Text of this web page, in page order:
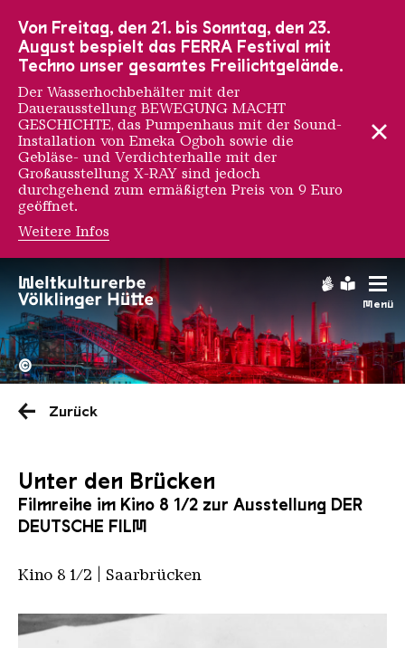
Menü
Hochofengruppe in Rot
Copyright:
©
Zurück
Unter den Brücken
Filmreihe im Kino 8 1/2 zur Ausstellung DER
DEUTSCHE FILM
Kino 8 1/2 | Saarbrücken
Von Freitag, den 21. bis Sonntag, den 23.
August bespielt das FERRA Festival mit
Techno unser gesamtes Freilichtgelände.
Der Wasserhochbehälter mit der
Dauerausstellung BEWEGUNG MACHT
GESCHICHTE, das Pumpenhaus mit der Sound-
Installation von Emeka Ogboh sowie die
Gebläse- und Verdichterhalle mit der
Großausstellung X-RAY sind jedoch
durchgehend zum ermäßigten Preis von 9 Euro
geöffnet.
Weitere Infos